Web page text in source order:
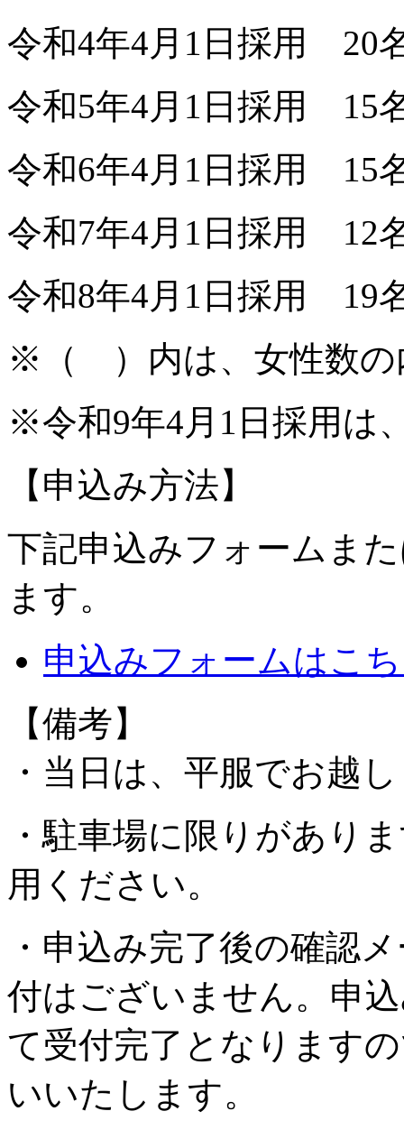
令和4年4月1日採用 20
令和5年4月1日採用 15
令和6年4月1日採用 15
令和7年4月1日採用 12
令和8年4月1日採用 19
※（ ）内は、女性数の
※令和9年4月1日採用は
【申込み方法】
下記申込みフォームま
ます。
申込みフォームはこ
【備考】
・当日は、平服でお越
・駐車場に限りがあり
用ください。
・申込み完了後の確認
付はございません。申
て受付完了となります
いいたします。